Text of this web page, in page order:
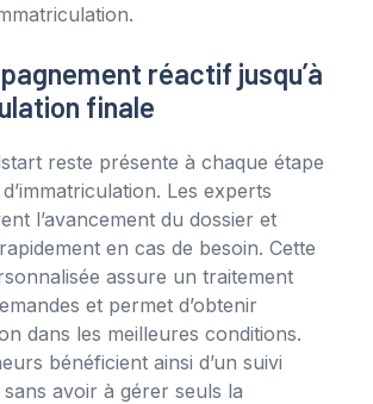
réactif jusqu’à
finale
reste présente à chaque étape
Les experts
l’avancement du dossier et
en cas de besoin. Cette
assure un traitement
et permet d’obtenir
dans les meilleures conditions.
bénéficient ainsi d’un suivi
avoir à gérer seuls la